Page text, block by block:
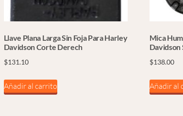
Llave Plana Larga Sin Foja Para Harley
Davidson Corte Derech
$131.10
Añadir al carrito
Mica
Davidson
$138.00
Añadir al